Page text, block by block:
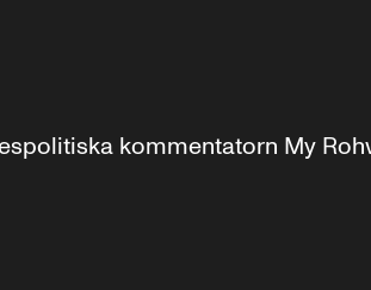
kommentatorn My